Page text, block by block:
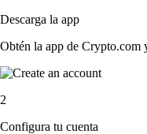
Descarga la app
Obtén la app de Crypto.com
2
Configura tu cuenta